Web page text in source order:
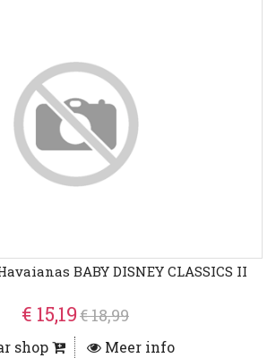
BABY DISNEY CLASSICS II
€ 15,19€ 18,99
shop Meer info